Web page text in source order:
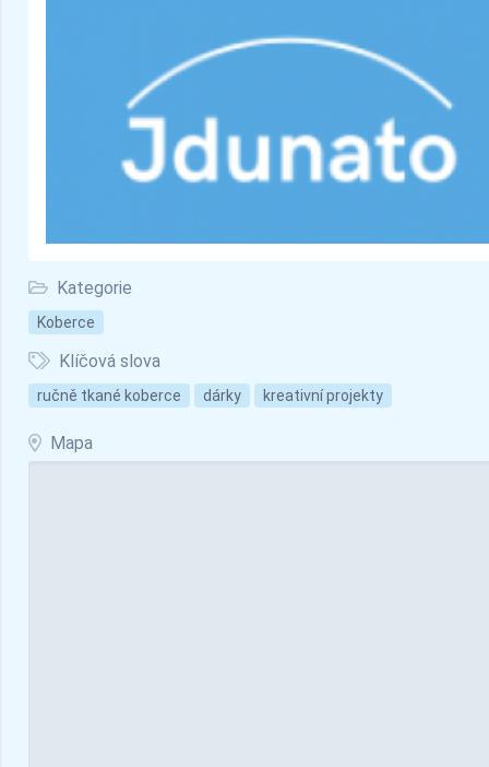
Kategorie
Koberce
Klíčová slova
ručně tkané koberce dárky kreativní projekty
Mapa